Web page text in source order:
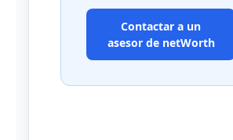
Contactar a un
asesor de netWorth